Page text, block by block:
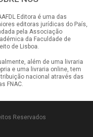
Editora é uma das
editoras jurídicas do País,
pela Associação
da Faculdade de
de Lisboa.
além de uma livraria
e uma livraria online, tem
nacional através das
FNAC.
Reservados